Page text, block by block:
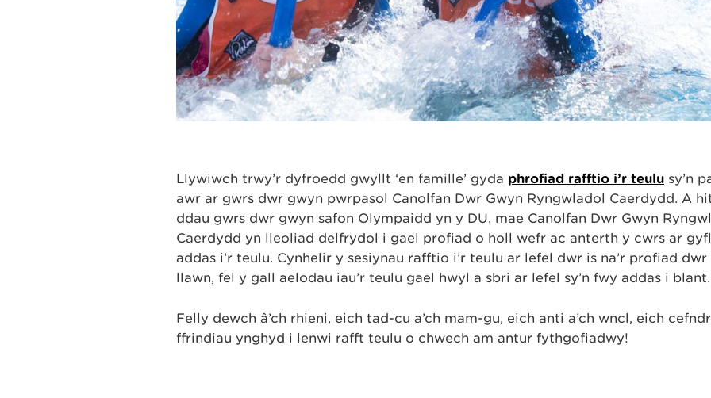
Llywiwch trwy’r dyfroedd gwyllt ‘en famille’ gyda phrofiad rafftio i’r teulu sy’n
awr ar gwrs dwr gwyn pwrpasol Canolfan Dŵr Gwyn Ryngwladol Caerdydd. A
ddau gwrs dŵr gwyn safon Olympaidd yn y DU, mae Canolfan Dŵr Gwyn
Caerdydd yn lleoliad delfrydol i gael profiad o holl wefr ac anterth y cwrs ar
addas i’r teulu. Cynhelir y sesiynau rafftio i’r teulu ar lefel dŵr is na’r profiad
llawn, fel y gall aelodau iau’r teulu gael hwyl a sbri ar lefel sy’n fwy addas i blant.
Felly dewch â’ch rhieni, eich tad-cu a’ch mam-gu, eich anti a’ch wncl, eich
ffrindiau ynghyd i lenwi rafft teulu o chwech am antur fythgofiadwy!